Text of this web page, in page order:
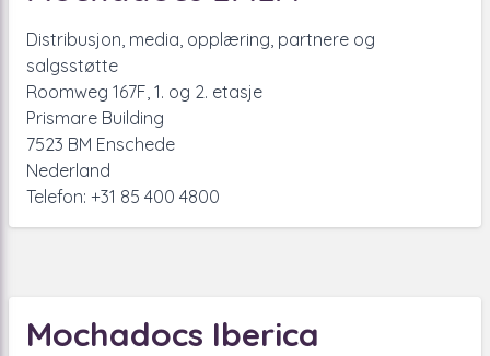
Distribusjon, media, opplæring, partnere og
salgsstøtte
Roomweg 167F, 1. og 2. etasje
Prismare Building
7523 BM Enschede
Nederland
Telefon: +31 85 400 4800
Mochadocs Iberica